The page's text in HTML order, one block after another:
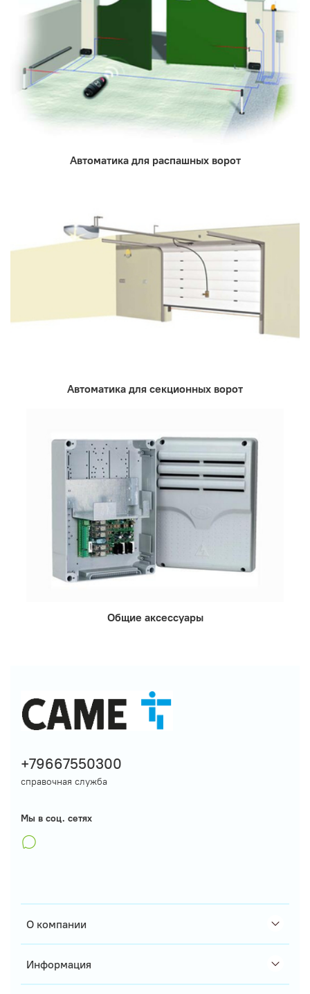
Автоматика для распашных ворот
Автоматика для секционных ворот
Общие аксессуары
О компании
Информация
+79667550300
справочная служба
Мы в соц. сетях